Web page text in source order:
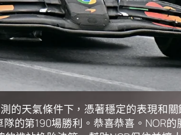
的天氣條件下，憑著穩定的表現和
的第190場勝利。恭喜恭喜。NOR